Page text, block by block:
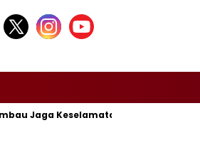
Jaga Keselamatan dan Ketertiban